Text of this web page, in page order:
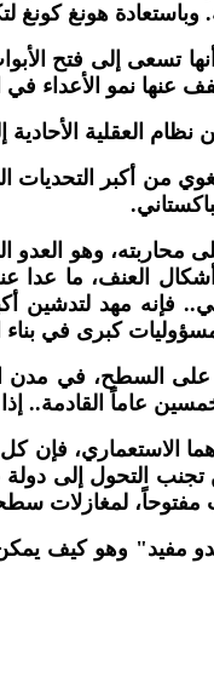
وباستعادة هونغ
أنها تسعى إلى فتح
عنها نمو الأعداء في
العقلية
من أكبر
.
وهو العدو
العنف، ما عدا
فإنه مهد لتدشين
كبرى في بناء
السطح، في مدن
عاماً القادمة..
الاستعماري،
تجنب التحول إلى
لمغازلات
مفيد" وهو كيف يمكن